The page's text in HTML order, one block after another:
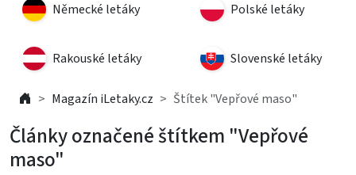
Německé letáky Polské letáky
Rakouské letáky Slovenské letáky
Magazín iLetaky.cz Štítek "Vepřové maso"
Články označené štítkem "Vepřové
maso"